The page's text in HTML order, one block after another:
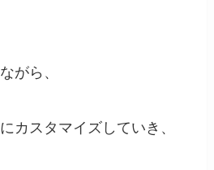
がら、
カスタマイズしていき、